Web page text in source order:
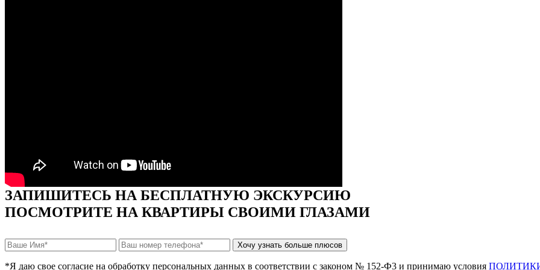
ЗАПИШИТЕСЬ НА БЕСПЛАТНУЮ ЭКСКУРСИЮ
ПОСМОТРИТЕ НА КВАРТИРЫ СВОИМИ ГЛАЗАМИ
*Я даю свое согласие на обработку персональных данных в соответствии с законом № 152-Ф3 и принимаю условия